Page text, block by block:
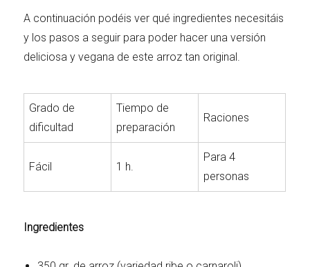
A continuación podéis ver qué ingredientes necesitáis
y los pasos a seguir para poder hacer una versión
deliciosa y vegana de este arroz tan original.
Grado de
dificultad
Tiempo de
preparación
Raciones
Fácil 1 h.
Para 4
personas
Ingredientes